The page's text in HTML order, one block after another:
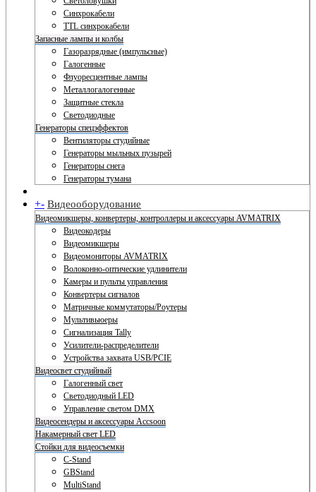
Синхрокабели
TTL синхрокабели
Запасные лампы и колбы
Газоразрядные (импульсные)
Галогенные
Флуоресцентные лампы
Металлогалогенные
Защитные стекла
Светодиодные
Генераторы спецэффектов
Вентиляторы студийные
Генераторы мыльных пузырей
Генераторы снега
Генераторы тумана
+- Видеооборудование
Видеомикшеры, конвертеры, контроллеры и аксессуары AVMATRIX
Видеокодеры
Видеомикшеры
Видеомониторы AVMATRIX
Волоконно-оптические удлинители
Камеры и пульты управления
Конвертеры сигналов
Матричные коммутаторы/Роутеры
Мультивьюеры
Сигнализация Tally
Усилители-распределители
Устройства захвата USB/PCIE
Видеосвет студийный
Галогенный свет
Светодиодный LED
Управление светом DMX
Видеосендеры и аксессуары Accsoon
Накамерный свет LED
Стойки для видеосъемки
C-Stand
GBStand
MultiStand